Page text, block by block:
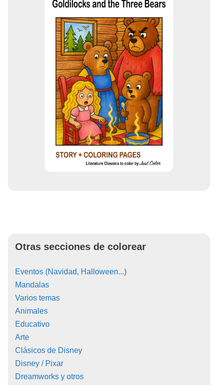
Otras secciones de colorear
Eventos (Navidad, Halloween...)
Mandalas
Varios temas
Animales
Educativo
Arte
Clásicos de Disney
Disney / Pixar
Dreamworks y otros